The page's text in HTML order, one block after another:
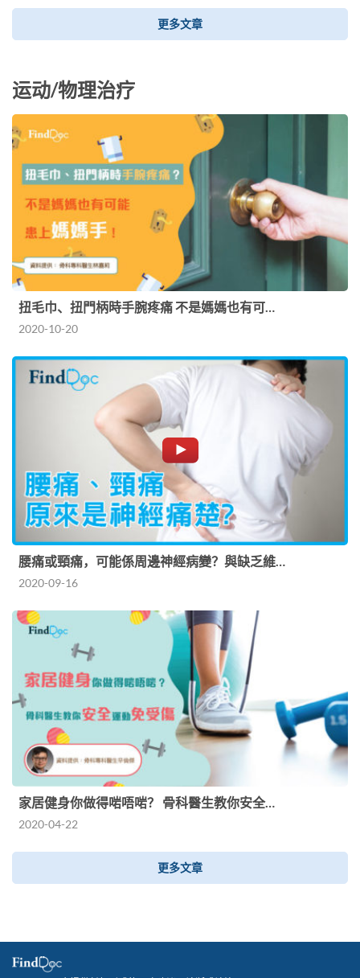
更多文章
运动/物理治疗
扭毛巾、扭門柄時手腕疼痛 不是媽媽也有可…
2020-10-20
腰痛或頸痛，可能係周邊神經病變？與缺乏維…
2020-09-16
家居健身你做得啱唔啱？ 骨科醫生教你安全…
2020-04-22
更多文章